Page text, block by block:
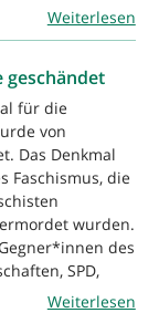
Weiterlesen
geschändet
für die
von
Das Denkmal
Faschismus, die
wurden.
des
SPD,
Weiterlesen